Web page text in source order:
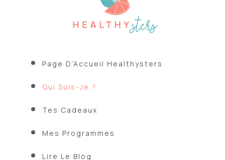
Page D’Accueil Healthysters
Qui Suis-Je ?
Tes Cadeaux
Mes Programmes
Lire Le Blog